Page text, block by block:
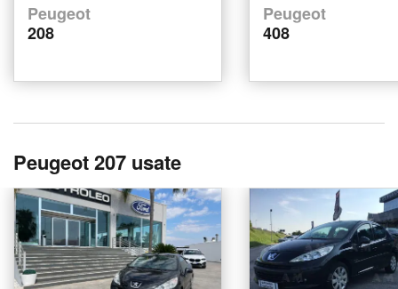
Peugeot
208
Peugeot
408
Peugeot 207 usate